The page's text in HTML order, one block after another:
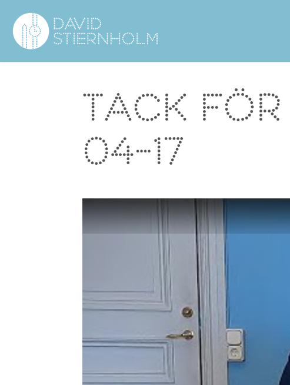
Sidhuvud
Navigering
Tack
04-17